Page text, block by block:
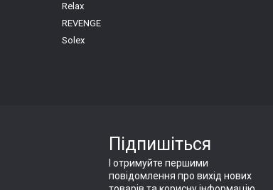
Relax
REVENGE
Solex
Підпишіться
І отримуйте першими
повідомлення про вихід нових